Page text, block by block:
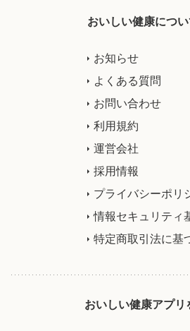
おいしい健康につ
お知らせ
よくある質問
お問い合わせ
利用規約
運営会社
採用情報
プライバシーポリ
情報セキュリティ
特定商取引法に基
おいしい健康アプリ